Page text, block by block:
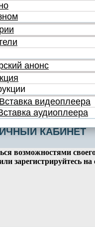
анонс
Вставка видеоплеера
аудиоплеера
КАБИНЕТ
возможностями
зарегистрируйтесь на